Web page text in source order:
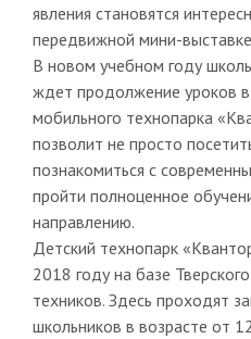
явления становятся
передвижной мини-
В новом учебном году
ждет продолжение уроков
мобильного технопарка
позволит не просто
познакомиться с
пройти полноценное
направлению.
Детский технопарк
2018 году на базе
техников. Здесь проходят
школьников в возрасте от